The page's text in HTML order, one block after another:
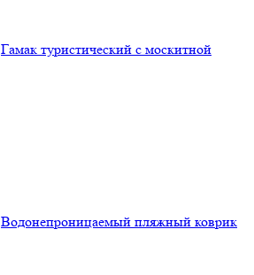
Гамак туристический с москитной
Водонепроницаемый пляжный коврик